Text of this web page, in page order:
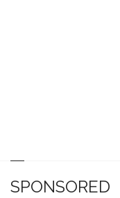
SPONSORED